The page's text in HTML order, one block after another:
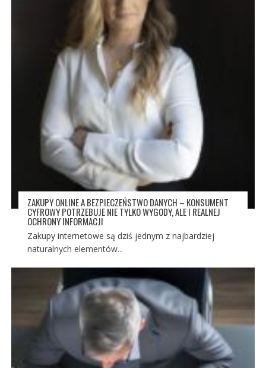
ZAKUPY ONLINE A BEZPIECZEŃSTWO DANYCH – KONSUMENT
CYFROWY POTRZEBUJE NIE TYLKO WYGODY, ALE I REALNEJ
OCHRONY INFORMACJI
Zakupy internetowe są dziś jednym z najbardziej
naturalnych elementów...